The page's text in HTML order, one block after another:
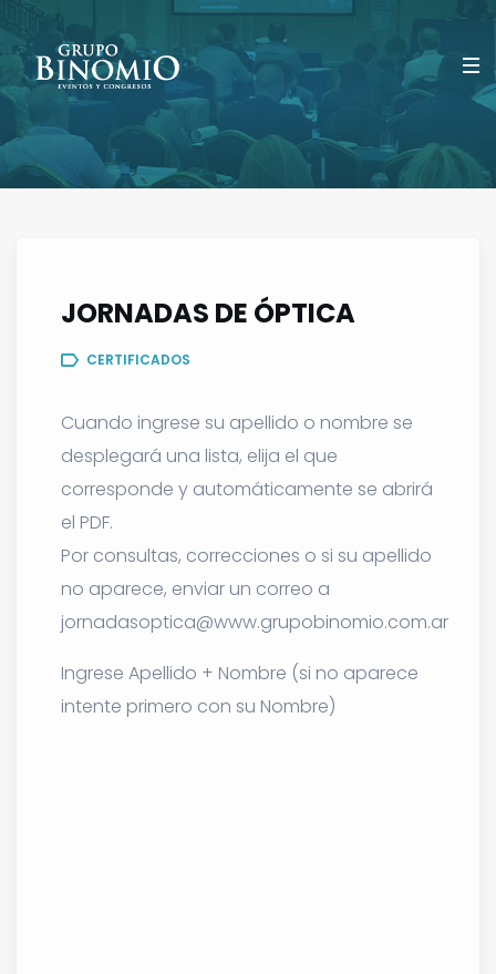
JORNADAS DE ÓPTICA
CERTIFICADOS
Cuando ingrese su apellido o nombre se
desplegará una lista, elija el que
corresponde y automáticamente se abrirá
el PDF.
Por consultas, correcciones o si su apellido
no aparece, enviar un correo a
jornadasoptica@www.grupobinomio.com.ar
Ingrese Apellido + Nombre (si no aparece
intente primero con su Nombre)